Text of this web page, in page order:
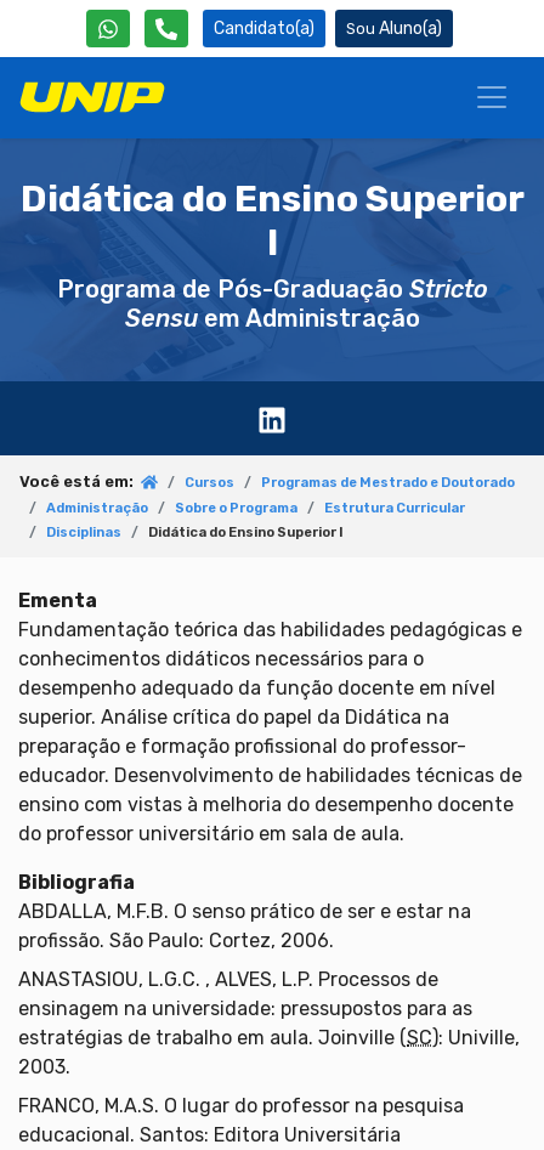
Candidato(a) Aluno(a)
Didática do Ensino Superior
I
Programa de Pós-Graduação Stricto
Sensuem Administração
Você está em: Cursos
Programas de Mestrado e Doutorado
Administração
Sobre o Programa
Estrutura Curricular
Disciplinas
Didática do Ensino Superior I
Ementa
Fundamentação teórica das habilidades pedagógicas e
conhecimentos didáticos necessários para o
desempenho adequado da função docente em nível
superior. Análise crítica do papel da Didática na
preparação e formação profissional do professor-
educador. Desenvolvimento de habilidades técnicas de
ensino com vistas à melhoria do desempenho docente
do professor universitário em sala de aula.
Bibliografia
ABDALLA, M.F.B. O senso prático de ser e estar na
profissão. São Paulo: Cortez, 2006.
ANASTASIOU, L.G.C. , ALVES, L.P. Processos de
ensinagem na universidade: pressupostos para as
estratégias de trabalho em aula. Joinville (SC): Univille,
2003.
FRANCO, M.A.S. O lugar do professor na pesquisa
educacional. Santos: Editora Universitária